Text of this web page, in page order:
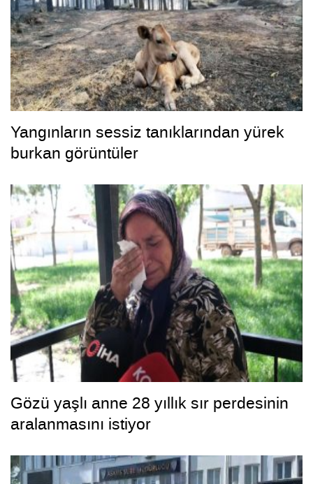
Yangınların sessiz tanıklarından yürek
burkan görüntüler
Gözü yaşlı anne 28 yıllık sır perdesinin
aralanmasını istiyor